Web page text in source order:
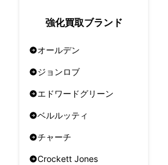
強化買取ブランド
オールデン
ジョンロブ
エドワードグリーン
ベルルッティ
チャーチ
Crockett Jones